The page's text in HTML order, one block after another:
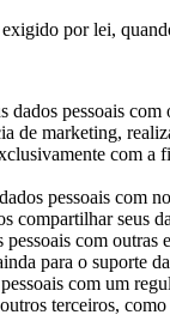
por lei,
dados pessoais
de marketing,
pessoais com
compartilhar seus
com
para o suporte
com um
terceiros,